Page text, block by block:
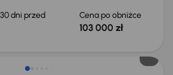
dni przed
Cena po obniżce
103 000 zł
12 000 zł